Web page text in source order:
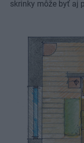
skrinky môže byť aj